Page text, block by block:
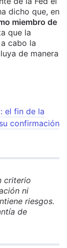
dicho que, en
miembro de
que la
cabo la
de manera
el fin de la
confirmación
criterio
ni
riesgos.
de